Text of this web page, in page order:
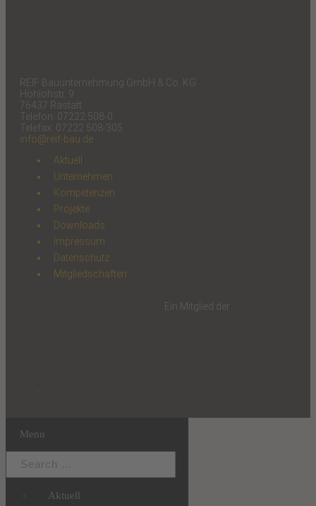
REIF Bauunternehmung GmbH & Co. KG
Hohlohstr. 9
76437 Rastatt
Telefon: 07222 508-0
Telefax: 07222 508-305
info@reif-bau.de
Aktuell
Unternehmen
Kompetenzen
Projekte
Downloads
Impressum
Datenschutz
Mitgliedschaften
Ein Mitglied der
Menu
Aktuell